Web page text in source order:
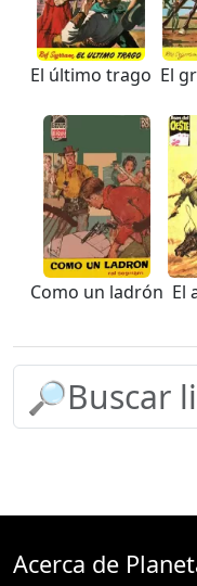
El último trago El
Como un ladrón El
Acerca de